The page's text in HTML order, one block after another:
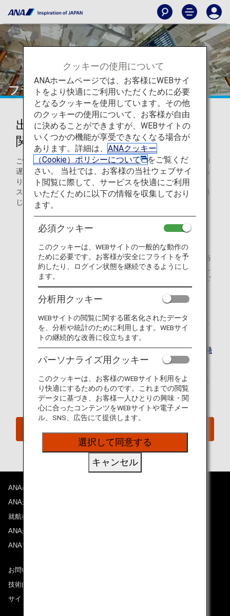
フライトの遅延と欠航
出発当日の空港での遅延と欠航に
関する情報
ご出発日当日に悪天候や空港の混雑などにより、フライトの
遅延、欠航、経路変更などが、やむを得ず発生する場合があ
ります。このような場合には、空港の案内表示やアナウン
ス、ANAウェブサイト、ANA予約・お客様センターなどを通
じて、迅速に正確な状況をお伝えするよう努めています。
当社に起因する理由によって大幅な遅延・欠航が発生
し、到着予定日に最終目的地にご到着できない場合に
天候など当社の不可抗力による遅延・欠航の場合は、当
社の可能な範囲にて宿泊施設等の手配をお手伝いいたし
ます。ただし、費用はお客様のご負担となりますのでご
了承ください。
本対応は、ご出発日当日に遅延・欠航が発生した場合
を対象としており、ご出発予定日以前のスケジュール
変更や欠航が決定している便は対象とはなりません。
ANAウェブサイト・国際線欠航/遅延/臨時着陸証明書発
行のご案内
から各証明書を発行することができま
なお証明書の発行対象はANA運航便に限ります。提携
会社が運航する国際線のコードシェア便は対象外で
す。
ANAについて
ANAからのお知らせ
就航都市
ANAがお約束する体験
ANAマイレージクラブ
お問い合わせ
技術的なお問い合わせ（推奨環境）
サイトマップ
クッキーの使用について
ANAホームページでは、お客様にWEBサイ
トをより快適にご利用いただくために必要
となるクッキーを使用しています。その他
のクッキーの使用について、お客様が自由
に決めることができますが、WEBサイトの
いくつかの機能が享受できなくなる場合が
あります。詳細は、 ANAクッキー
（Cookie）ポリシーについて
をご覧くだ
さい。 当社では、お客様の当社ウェブサイ
ト閲覧に際して、サービスを快適にご利用
いただくために以下の情報を収集しており
ます。
必須クッキー
このクッキーは、WEBサイトの一般的な動作の
ために必要です。お客様が安全にフライトを予
約したり、ログイン状態を継続できるようにし
ます。
分析用クッキー
WEBサイトの閲覧に関する匿名化されたデータ
を、分析や統計のために利用します。WEBサイ
トの継続的な改善に役立ちます。
パーソナライズ用クッキー
このクッキーは、お客様のWEBサイト利用をよ
り快適にするためのものです。これまでの閲覧
データに基づき、お客様一人ひとりの興味・関
心に合ったコンテンツをWEBサイトや電子メー
ル、SNS、広告にて提供します。
選択して同意する
キャンセル